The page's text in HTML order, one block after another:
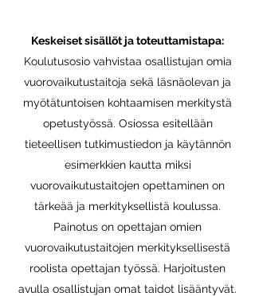
Keskeiset sisällöt ja toteuttamistapa:
Koulutusosio vahvistaa osallistujan omia
vuorovaikutustaitoja sekä läsnäolevan ja
myötätuntoisen kohtaamisen merkitystä
opetustyössä. Osiossa esitellään
tieteellisen tutkimustiedon ja käytännön
esimerkkien kautta miksi
vuorovaikutustaitojen opettaminen on
tärkeää ja merkityksellistä koulussa.
Painotus on opettajan omien
vuorovaikutustaitojen merkityksellisestä
roolista opettajan työssä. Harjoitusten
avulla osallistujan omat taidot lisääntyvät.